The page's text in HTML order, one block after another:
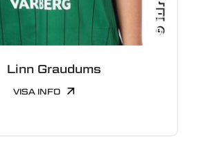
Linn Graudums
VISA INFO